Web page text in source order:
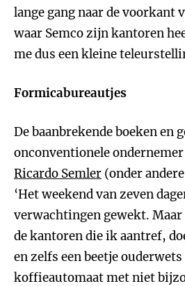
lange gang naar de voorkant
waar Semco zijn kantoren
me dus een kleine
Formicabureautjes
De baanbrekende boeken en
onconventionele
Ricardo Semler (onder
‘Het weekend van zeven
verwachtingen gewekt.
de kantoren die ik aantref,
en zelfs een beetje
koffieautomaat met niet